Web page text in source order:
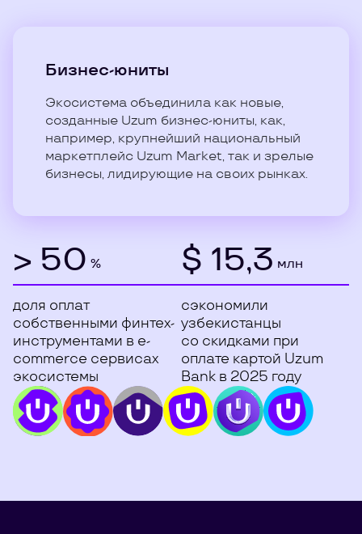
> 50 %
доля оплат
собственными финтех-
инструментами в e-
commerce сервисах
экосистемы
$ 15,3 млн
сэкономили
узбекистанцы
со скидками при
оплате картой Uzum
Bank в 2025 году
Бизнес-юниты
Экосистема объединила как новые,
созданные Uzum бизнес-юниты, как,
например, крупнейший национальный
маркетплейс Uzum Market, так и зрелые
бизнесы, лидирующие на своих рынках.